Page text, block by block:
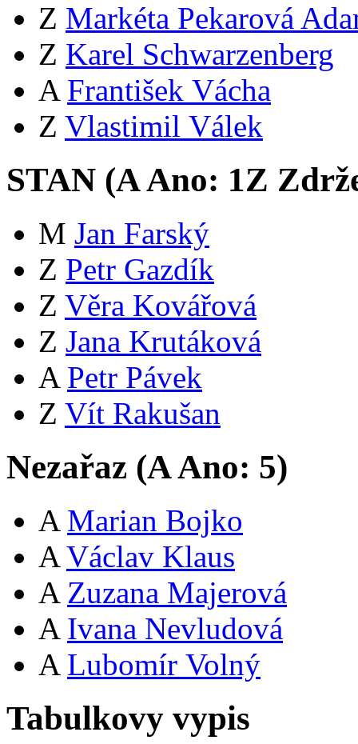
Z Markéta Pekarová
Z Karel Schwarzenberg
A František Vácha
Z Vlastimil Válek
STAN (AAno: 1Z
M Jan Farský
Z Petr Gazdík
Z Věra Kovářová
Z Jana Krutáková
A Petr Pávek
Z Vít Rakušan
Nezařaz (AAno: 5)
A Marian Bojko
A Václav Klaus
A Zuzana Majerová
A Ivana Nevludová
A Lubomír Volný
Tabulkovy vypis